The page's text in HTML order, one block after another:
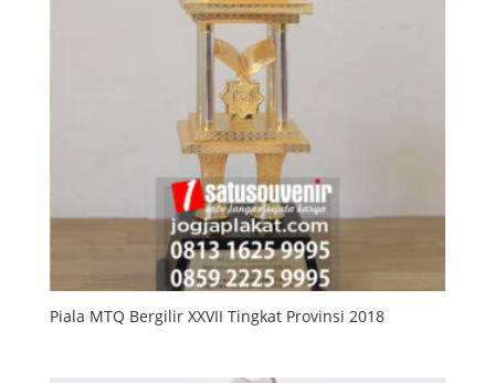
Piala MTQ Bergilir XXVII Tingkat Provinsi 2018